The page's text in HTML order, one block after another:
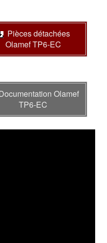
Pièces détachées
Olamef TP6-EC
Olamef
TP6-EC